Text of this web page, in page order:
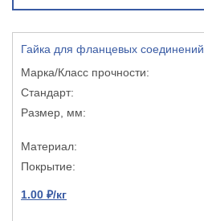
Гайка для фланцевых соединений
1.00 ₽/кг